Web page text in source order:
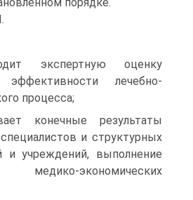
экспертную оценку
лечебно-
процесса;
конечные результаты
и структурных
и учреждений, выполнение
медико-экономических